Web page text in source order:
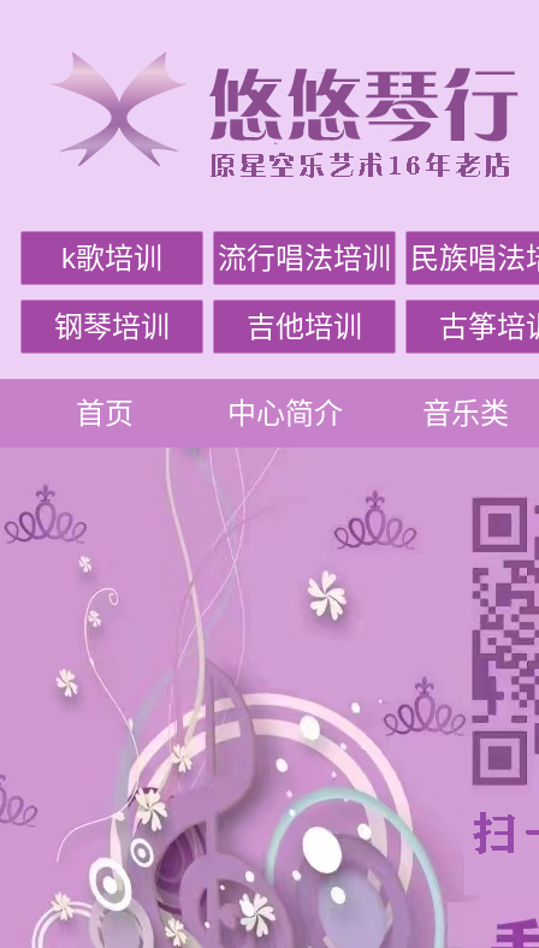
k歌培训 流行唱法培训 民族唱法
钢琴培训 吉他培训 古筝培
首页 中心简介 音乐类